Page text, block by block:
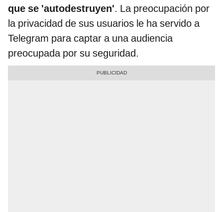
que se 'autodestruyen'. La preocupación por
la privacidad de sus usuarios le ha servido a
Telegram para captar a una audiencia
preocupada por su seguridad.